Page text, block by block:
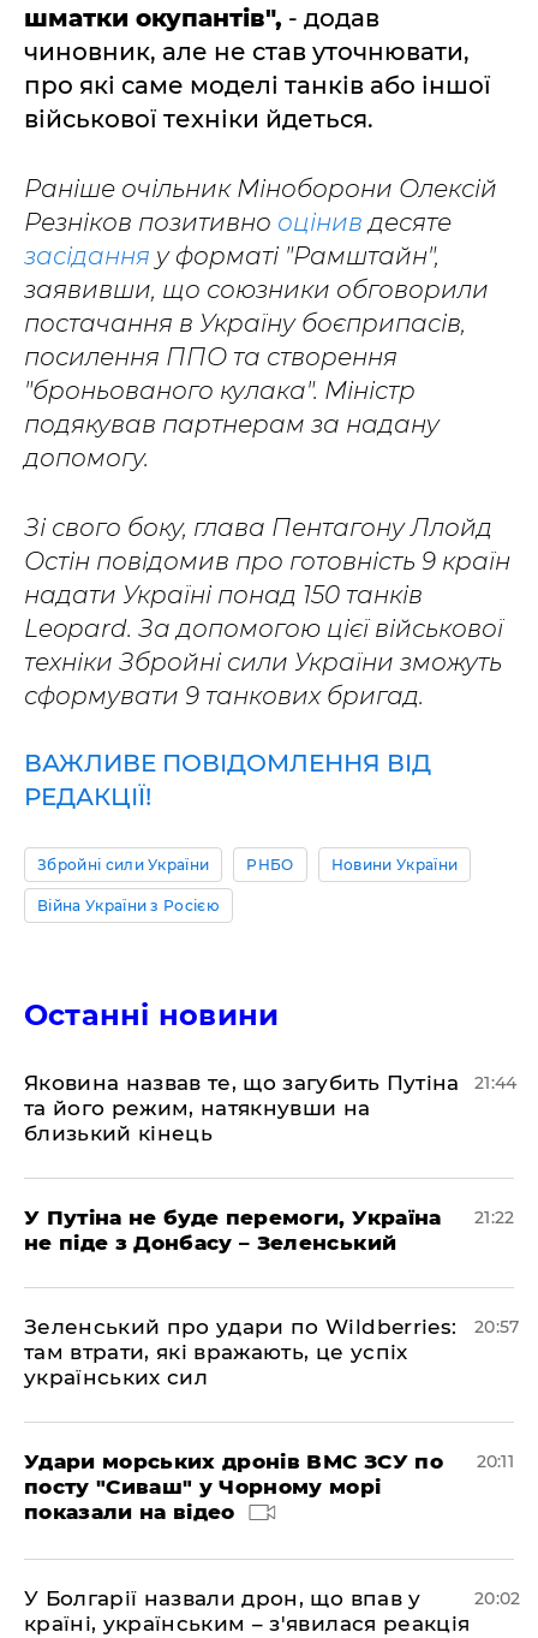
шматки окупантів", - додав
чиновник, але не став уточнювати,
про які саме моделі танків або іншої
військової техніки йдеться.
Раніше очільник Міноборони Олексій
Резніков позитивно оцінив десяте
засідання у форматі "Рамштайн",
заявивши, що союзники обговорили
постачання в Україну боєприпасів,
посилення ППО та створення
"броньованого кулака". Міністр
подякував партнерам за надану
допомогу.
Зі свого боку, глава Пентагону Ллойд
Остін повідомив про готовність 9 країн
надати Україні понад 150 танків
Leopard. За допомогою цієї військової
техніки Збройні сили України зможуть
сформувати 9 танкових бригад.
ВАЖЛИВЕ ПОВІДОМЛЕННЯ ВІД
РЕДАКЦІЇ!
Збройні сили України РНБО Новини України
Війна України з Росією
Останні новини
Яковина назвав те, що загубить Путіна
та його режим, натякнувши на
близький кінець
21:44
У Путіна не буде перемоги, Україна
не піде з Донбасу – Зеленський
21:22
Зеленський про удари по Wildberries:
там втрати, які вражають, це успіх
українських сил
20:57
Удари морських дронів ВМС ЗСУ по
посту "Сиваш" у Чорному морі
показали на відео
20:11
У Болгарії назвали дрон, що впав у
країні, українським – з'явилася реакція
20:02